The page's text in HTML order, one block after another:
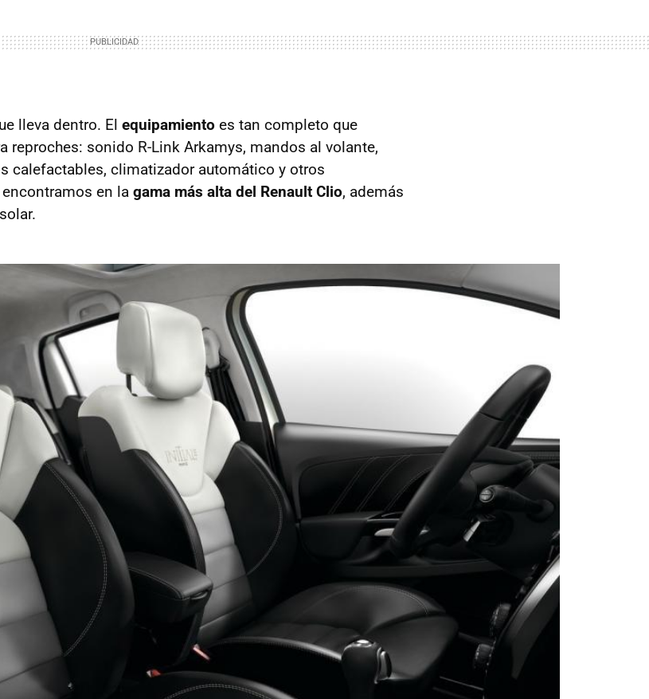
lleva dentro. El equipamiento es tan completo que
reproches: sonido R-Link Arkamys, mandos al volante,
calefactables, climatizador automático y otros
en la gama más alta del Renault Clio, además